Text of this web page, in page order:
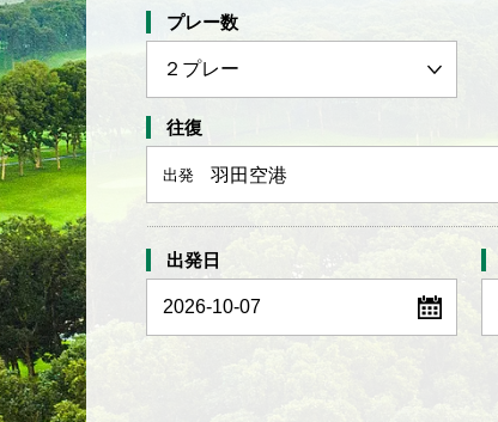
出発日
2026-10-07
プレー数
往復
出発 羽田空港